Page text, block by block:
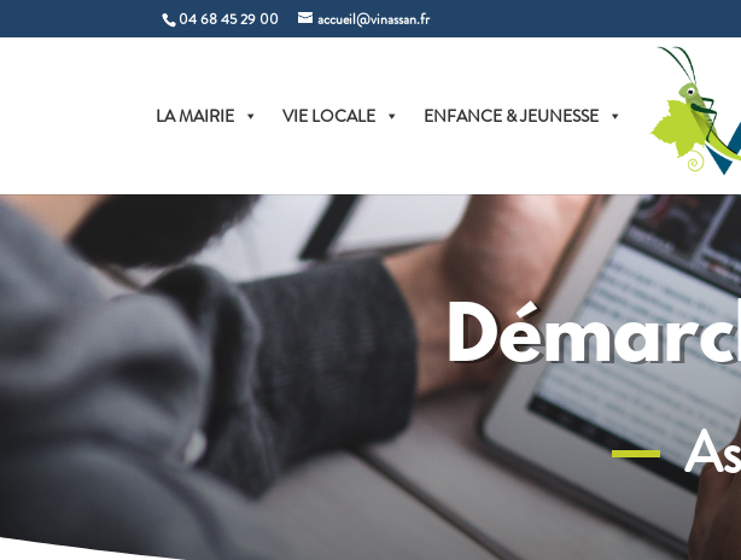
04 68 45 29 00 accueil@vinassan.fr
LA MAIRIE VIE LOCALE ENFANCE & JEUNESSE